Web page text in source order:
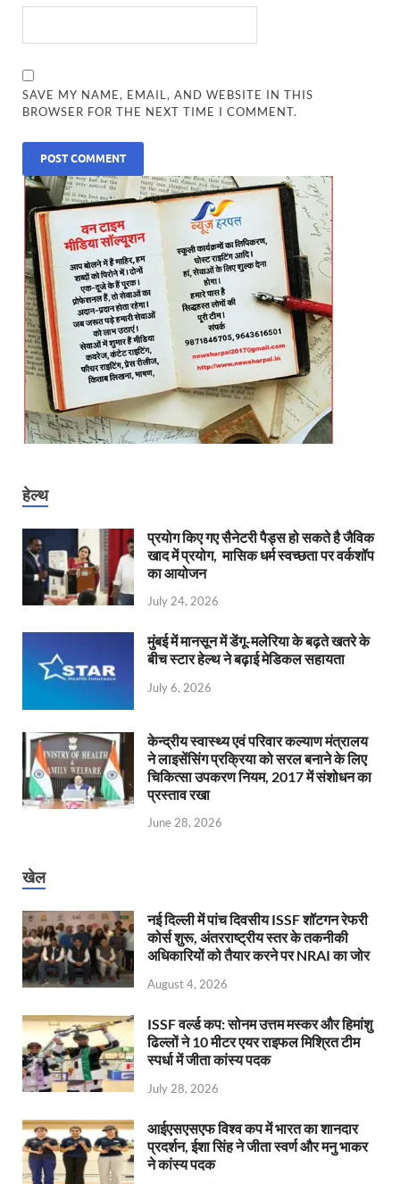
SAVE MY NAME, EMAIL, AND WEBSITE IN THIS
BROWSER FOR THE NEXT TIME I COMMENT.
हेल्थ
प्रयोग किए गए सैनेटरी पैड्स हो सकते है जैविक
खाद में प्रयोग, मासिक धर्म स्वच्छता पर वर्कशॉप
का आयोजन
July 24, 2026
मुंबई में मानसून में डेंगू-मलेरिया के बढ़ते खतरे के
बीच स्टार हेल्थ ने बढ़ाई मेडिकल सहायता
July 6, 2026
केन्‍द्रीय स्वास्थ्य एवं परिवार कल्याण मंत्रालय
ने लाइसेंसिंग प्रक्रिया को सरल बनाने के लिए
चिकित्सा उपकरण नियम, 2017 में संशोधन का
प्रस्ताव रखा
June 28, 2026
खेल
नई दिल्ली में पांच दिवसीय ISSF शॉटगन रेफरी
कोर्स शुरू, अंतरराष्ट्रीय स्तर के तकनीकी
अधिकारियों को तैयार करने पर NRAI का जोर
August 4, 2026
ISSF वर्ल्ड कप: सोनम उत्तम मस्कर और हिमांशु
ढिल्लों ने 10 मीटर एयर राइफल मिश्रित टीम
स्पर्धा में जीता कांस्य पदक
July 28, 2026
आईएसएसएफ विश्व कप में भारत का शानदार
प्रदर्शन, ईशा सिंह ने जीता स्वर्ण और मनु भाकर
ने कांस्य पदक